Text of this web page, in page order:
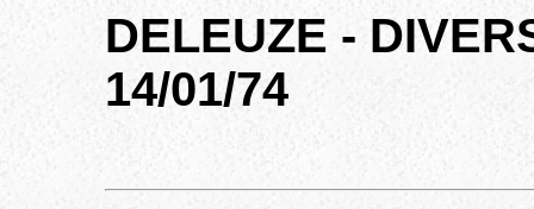
DELEUZE -
14/01/74